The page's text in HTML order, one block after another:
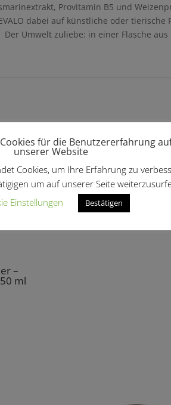
Provitamin B5 und
dabei auf künstliche oder
in einer Flasche aus
–
ml
für die Benutzererfahrung
unserer Website
Cookies, um Ihre Erfahrung zu
um auf unserer Seite
Einstellungen
Bestätigen